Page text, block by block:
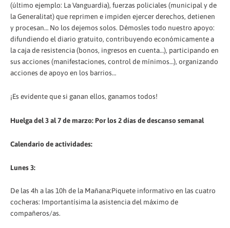
(último ejemplo: La Vanguardia), fuerzas policiales (municipal y de
la Generalitat) que reprimen e impiden ejercer derechos, detienen
y procesan… No los dejemos solos. Démosles todo nuestro apoyo:
difundiendo el diario gratuito, contribuyendo económicamente a
la caja de resistencia (bonos, ingresos en cuenta…), participando en
sus acciones (manifestaciones, control de mínimos…), organizando
acciones de apoyo en los barrios…
¡Es evidente que si ganan ellos, ganamos todos!
Huelga del 3 al 7 de marzo: Por los 2 días de descanso semanal
Calendario de actividades:
Lunes 3:
De las 4h a las 10h de la Mañana:Piquete informativo en las cuatro
cocheras: Importantísima la asistencia del máximo de
compañeros/as.